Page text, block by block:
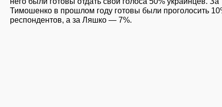
Тимошенко в прошлом году готовы были проголосить
респондентов, а за Ляшко — 7%.